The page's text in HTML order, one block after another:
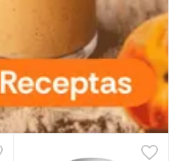
to, baltymų milteliai be laktozės
netoleruoja pieno produktų ar
kasdienėje mityboje.
papildyti mitybą
ruošiamas maišant baltymų
papildomais ingredientais, tokiais
gėrimai. Toks pasirinkimas leidžia
ypač tada, kai nėra
patiekalo. Dėl paprasto